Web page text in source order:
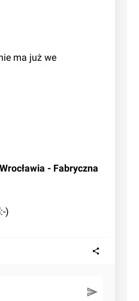
- Fabryczna